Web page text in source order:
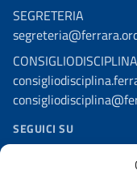
SEGRETERIA
CONSIGLIODISCIPLINA
SEGUICI SU
Facebook – Comm.